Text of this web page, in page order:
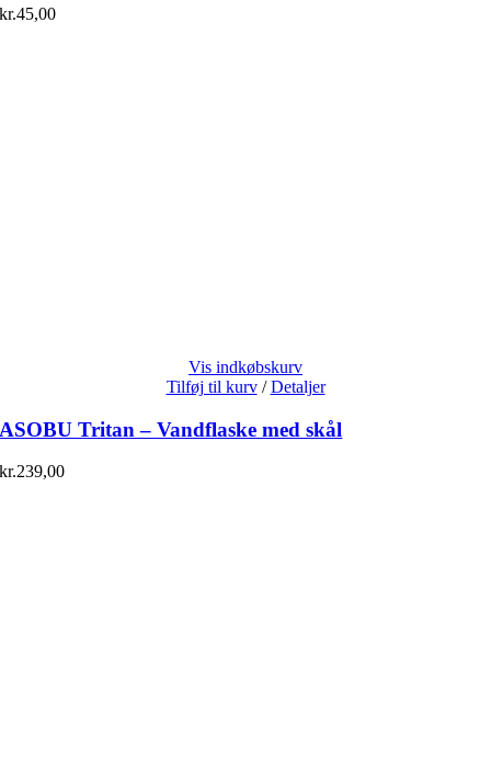
kr.45,00
Vis indkøbskurv
Tilføj til kurv / Detaljer
ASOBU Tritan – Vandflaske med skål
kr.239,00